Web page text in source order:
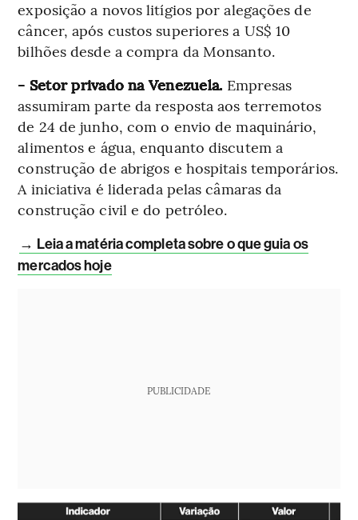
exposição a novos litígios por alegações de
câncer, após custos superiores a US$ 10
bilhões desde a compra da Monsanto.
- Setor privado na Venezuela. Empresas
assumiram parte da resposta aos terremotos
de 24 de junho, com o envio de maquinário,
alimentos e água, enquanto discutem a
construção de abrigos e hospitais temporários.
A iniciativa é liderada pelas câmaras da
construção civil e do petróleo.
→ Leia a matéria completa sobre o que guia os
mercados hoje
PUBLICIDADE